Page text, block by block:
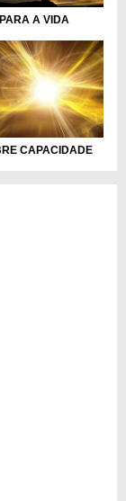
A VIDA
CAPACIDADE